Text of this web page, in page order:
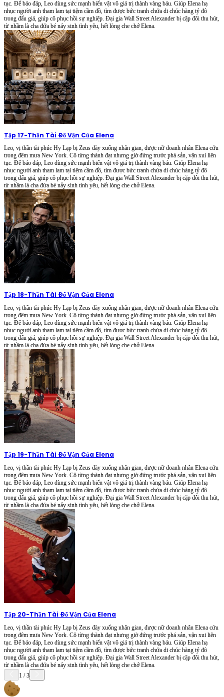
tục. Để báo đáp, Leo dùng sức mạnh biến vật vô giá trị thành vàng báu. Giúp Elena hạ
nhục người anh tham lam tại tiệm cầm đồ, tìm được bức tranh chứa di chúc hàng tỷ đô
trong đấu giá, giúp cô phục hồi sự nghiệp. Đại gia Wall Street Alexander bị cặp đôi thu hút,
từ nhầm là cha đứa bé nảy sinh tình yêu, hết lòng che chở Elena.
Tập 17-Thần Tài Đổ Vận Của Elena
Leo, vị thần tài phúc Hy Lạp bị Zeus đày xuống nhân gian, được nữ doanh nhân Elena cứu
trong đêm mưa New York. Cô từng thành đạt nhưng giờ đứng trước phá sản, vận xui liên
tục. Để báo đáp, Leo dùng sức mạnh biến vật vô giá trị thành vàng báu. Giúp Elena hạ
nhục người anh tham lam tại tiệm cầm đồ, tìm được bức tranh chứa di chúc hàng tỷ đô
trong đấu giá, giúp cô phục hồi sự nghiệp. Đại gia Wall Street Alexander bị cặp đôi thu hút,
từ nhầm là cha đứa bé nảy sinh tình yêu, hết lòng che chở Elena.
Tập 18-Thần Tài Đổ Vận Của Elena
Leo, vị thần tài phúc Hy Lạp bị Zeus đày xuống nhân gian, được nữ doanh nhân Elena cứu
trong đêm mưa New York. Cô từng thành đạt nhưng giờ đứng trước phá sản, vận xui liên
tục. Để báo đáp, Leo dùng sức mạnh biến vật vô giá trị thành vàng báu. Giúp Elena hạ
nhục người anh tham lam tại tiệm cầm đồ, tìm được bức tranh chứa di chúc hàng tỷ đô
trong đấu giá, giúp cô phục hồi sự nghiệp. Đại gia Wall Street Alexander bị cặp đôi thu hút,
từ nhầm là cha đứa bé nảy sinh tình yêu, hết lòng che chở Elena.
Tập 19-Thần Tài Đổ Vận Của Elena
Leo, vị thần tài phúc Hy Lạp bị Zeus đày xuống nhân gian, được nữ doanh nhân Elena cứu
trong đêm mưa New York. Cô từng thành đạt nhưng giờ đứng trước phá sản, vận xui liên
tục. Để báo đáp, Leo dùng sức mạnh biến vật vô giá trị thành vàng báu. Giúp Elena hạ
nhục người anh tham lam tại tiệm cầm đồ, tìm được bức tranh chứa di chúc hàng tỷ đô
trong đấu giá, giúp cô phục hồi sự nghiệp. Đại gia Wall Street Alexander bị cặp đôi thu hút,
từ nhầm là cha đứa bé nảy sinh tình yêu, hết lòng che chở Elena.
Tập 20-Thần Tài Đổ Vận Của Elena
Leo, vị thần tài phúc Hy Lạp bị Zeus đày xuống nhân gian, được nữ doanh nhân Elena cứu
trong đêm mưa New York. Cô từng thành đạt nhưng giờ đứng trước phá sản, vận xui liên
tục. Để báo đáp, Leo dùng sức mạnh biến vật vô giá trị thành vàng báu. Giúp Elena hạ
nhục người anh tham lam tại tiệm cầm đồ, tìm được bức tranh chứa di chúc hàng tỷ đô
trong đấu giá, giúp cô phục hồi sự nghiệp. Đại gia Wall Street Alexander bị cặp đôi thu hút,
từ nhầm là cha đứa bé nảy sinh tình yêu, hết lòng che chở Elena.
1 /3